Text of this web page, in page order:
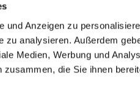
und Anzeigen zu
zu analysieren. Außerdem
Medien, Werbung und
die Sie ihnen